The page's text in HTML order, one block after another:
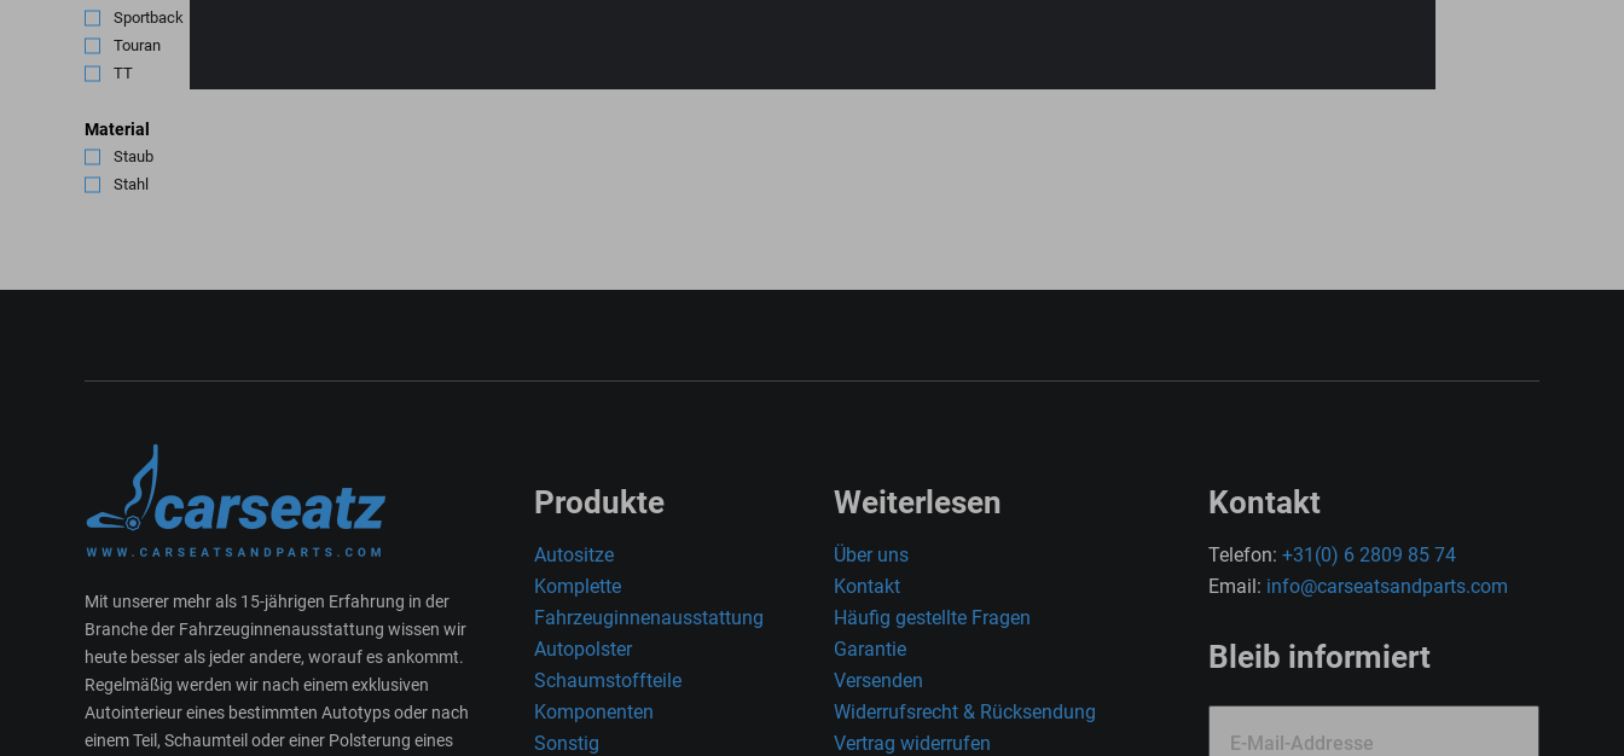
Sportback
Touran
TT
Material
Staub
Stahl
Mit unserer mehr als 15-jährigen Erfahrung in der
Branche der Fahrzeuginnenausstattung wissen wir
heute besser als jeder andere, worauf es ankommt.
Regelmäßig werden wir nach einem exklusiven
Autointerieur eines bestimmten Autotyps oder nach
einem Teil, Schaumteil oder einer Polsterung eines
Produkte
Autositze
Komplette
Fahrzeuginnenausstattung
Autopolster
Schaumstoffteile
Komponenten
Sonstig
Weiterlesen
Über uns
Kontakt
Häufig gestellte Fragen
Garantie
Versenden
Widerrufsrecht & Rücksendung
Vertrag widerrufen
Kontakt
Telefon: +31(0) 6 2809 85 74
Email: info@carseatsandparts.com
Bleib informiert
E-Mail-Addresse